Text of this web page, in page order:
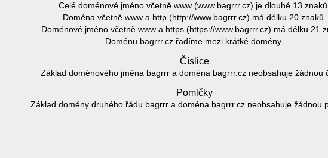
Celé doménové jméno včetně www (www.bagrrr.cz) je dlouhé 13 znaků.
Doména včetně www a http (http://www.bagrrr.cz) má délku 20 znaků.
Doménové jméno včetně www a https (https://www.bagrrr.cz) má délku 21
Doménu bagrrr.cz řadíme mezi krátké domény.
Číslice
Základ doménového jména bagrrr a doména bagrrr.cz neobsahuje žádnou
Pomlčky
Základ domény druhého řádu bagrrr a doména bagrrr.cz neobsahuje žádnou